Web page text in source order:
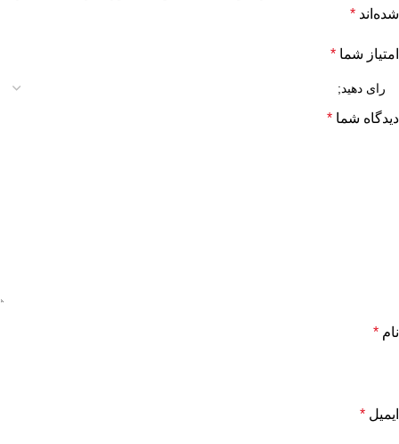
شده‌اند *
امتیاز شما *
دیدگاه شما *
نام *
ایمیل *